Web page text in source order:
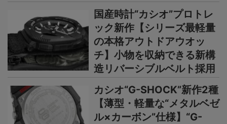
国産時計“カシオ”プロトレ
ック新作【シリーズ最軽量
の本格アウトドアウオッ
チ】小物を収納できる新構
造リバーシブルベルト採用
カシオ“G-SHOCK”新作2種
【薄型・軽量な“メタルベゼ
ル×カーボン”仕様】“G-